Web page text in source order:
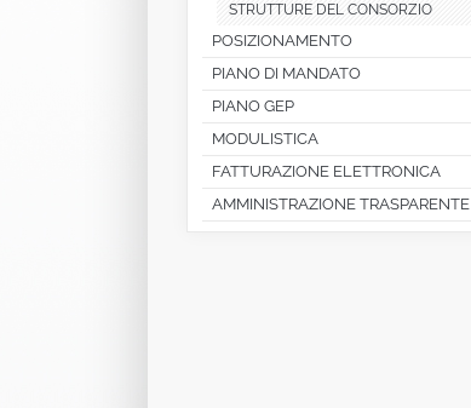
STRUTTURE DEL CONSORZIO
POSIZIONAMENTO
PIANO DI MANDATO
PIANO GEP
MODULISTICA
FATTURAZIONE ELETTRONICA
AMMINISTRAZIONE TRASPARENTE